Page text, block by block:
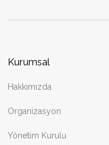
Kurumsal
Hakkımızda
Organizasyon
Yönetim Kurulu